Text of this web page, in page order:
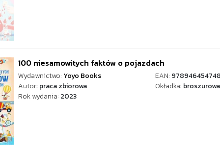
100 niesamowitych faktów o pojazdach
Wydawnictwo: Yoyo Books EAN:
Autor: praca zbiorowa Okładka: broszurowa
Rok wydania: 2023